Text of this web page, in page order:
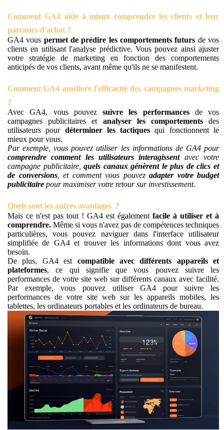
Comment GA4 aide à mieux comprendre les clients et leur
parcours d'achat ?
GA4 vous permet de prédire les comportements futurs de vos
clients en utilisant l'analyse prédictive. Vous pouvez ainsi ajuster
votre stratégie de marketing en fonction des comportements
anticipés de vos clients, avant même qu'ils ne se manifestent.
Comment GA4 améliore l'efficacité des campagnes marketing
?
Avec GA4, vous pouvezsuivre les performancesde vos
campagnes publicitaires et analyser les comportementsdes
utilisateurs pour déterminer les tactiquesqui fonctionnent le
mieux pour vous.
Par exemple, vous pouvez utiliser les informations de GA4 pour
comprendre comment les utilisateurs interagissentavec votre
campagne publicitaire, quels canaux génèrent le plus de clics et
de conversions, et comment vous pouvez adapter votre budget
publicitaire pour maximiser votre retour sur investissement.
Quels sont les autres avantages ?
Mais ce n'est pas tout ! GA4 est également facile à utiliser et à
comprendre. Même si vous n'avez pas de compétences techniques
particulières, vous pouvez naviguer dans l'interface utilisateur
simplifiée de GA4 et trouver les informations dont vous avez
besoin.
De plus, GA4 est compatible avec différents appareils et
plateformes, ce qui signifie que vous pouvez suivre les
performances de votre site web sur différents canaux avec facilité.
Par exemple, vous pouvez utiliser GA4 pour suivre les
performances de votre site web sur les appareils mobiles, les
tablettes, les ordinateurs portables et les ordinateurs de bureau.